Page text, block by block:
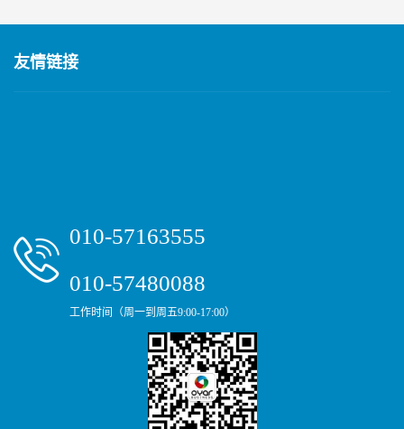
友情链接
010-57163555
010-57480088
工作时间（周一到周五9:00-17:00）